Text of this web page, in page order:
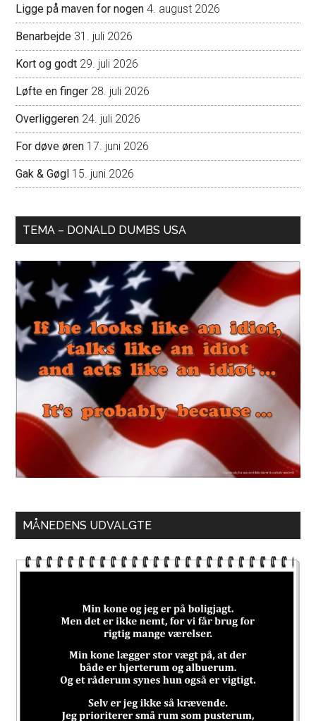
Ligge på maven for nogen 4. august 2026
Benarbejde 31. juli 2026
Kort og godt 29. juli 2026
Løfte en finger 28. juli 2026
Overliggeren 24. juli 2026
For døve øren 17. juni 2026
Gak & Gøgl 15. juni 2026
TEMA – DONALD DUMBS USA
MÅNEDENS UDVALGTE